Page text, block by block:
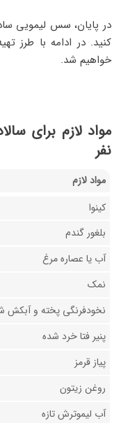
در پایان، سس لیمویی
کنید. در ادامه با طرز
خواهیم شد.
نفر
مواد لازم
کینوا
بلغور گندم
آب یا عصاره مرغ
نمک
نخودفرنگی پخته و آبکش
پنیر فتا خرد شده
پیاز قرمز
روغن زیتون
آب لیموترش تازه